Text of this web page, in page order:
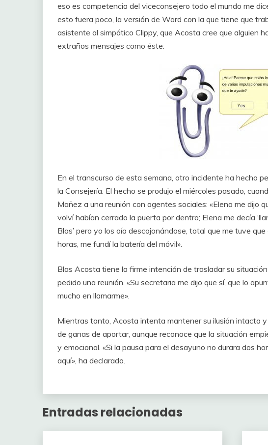
eso es competencia del viceconsejero todo el mundo me
esto fuera poco, la versión de Word con la que tiene que
asistente al simpático Clippy, que Acosta cree que alguien
extraños mensajes como éste:
En el transcurso de esta semana, otro incidente ha hecho
la Consejería. El hecho se produjo el miércoles pasado,
Mañez a una reunión con agentes sociales: «Elena me dijo
volví habían cerrado la puerta por dentro; Elena me decía
Blas’ pero yo los oía descojonándose, total que me tuve
horas, me fundí la batería del móvil».
Blas Acosta tiene la firme intención de trasladar su
pedido una reunión. «Su secretaria me dijo que sí, que lo
mucho en llamarme».
Mientras tanto, Acosta intenta mantener su ilusión intacta
de ganas de aportar, aunque reconoce que la situación
y emocional. «Si la pausa para el desayuno no durara dos
aquí», ha declarado.
Entradas relacionadas